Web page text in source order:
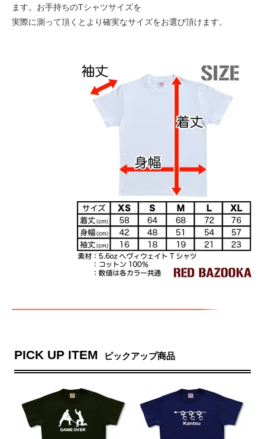
ます。お手持ちのTシャツサイズを
実際に測って頂くとより確実なサイズをお選び頂けます。
PICK UP ITEM ピックアップ商品